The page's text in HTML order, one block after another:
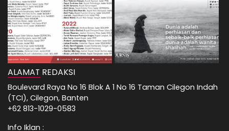
ALAMAT REDAKSI
Boulevard Raya No 16 Blok A 1 No 16 Taman Cilegon Indah
(TCI), Cilegon, Banten
+62 813-1029-0583
Info Iklan :